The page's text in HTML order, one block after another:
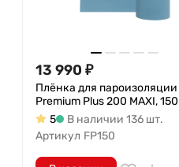
13 990 ₽
Плёнка для пароизоляции
Premium Plus 200 MAXI,
5
В наличии 136 шт.
Артикул FP150